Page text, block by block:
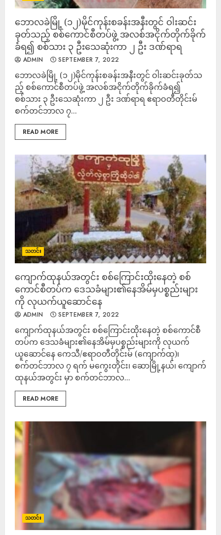
ဘောလခဲမြို့ (၁၂)မိုင်ကုန်းစခန်းအနီးတွင် ဝါးဆင်း
ခုတ်သည့် စစ်ကောင်စီတပ်ဖွဲ့ အလစ်အငိုက်တိုက်ခိုက်
ခံရ၍ စစ်သား ၃ ဦးသေဆုံးကာ ၂ ဦး ဒဏ်ရာရ
ADMIN SEPTEMBER 7, 2022
ဘောလခဲမြို့ (၁၂)မိုင်ကုန်းစခန်းအနီးတွင် ဝါးဆင်းခုတ်သ
ည့် စစ်ကောင်စီတပ်ဖွဲ့ အလစ်အငိုက်တိုက်ခိုက်ခံရ၍
စစ်သား ၃ ဦးသေဆုံးကာ ၂ ဦး ဒဏ်ရာရ ဧရာဝတီတိုင်းမ်
စက်တင်ဘာလ ၇...
READ MORE
သတင်း
ကျောက်ထုနယ်အတွင်း စစ်ကြောင်းထိုးနေတဲ့ စစ်
ကောင်စီတပ်က ဒေသခံများ၏နေအိမ်မှပစ္စည်းများ
ကို လုယက်ယူဆောင်နေ
ADMIN SEPTEMBER 7, 2022
ကျောက်ထုနယ်အတွင်း စစ်ကြောင်းထိုးနေတဲ့ စစ်ကောင်စီ
တပ်က ဒေသခံများ၏နေအိမ်မှပစ္စည်းများကို လုယက်
ယူဆောင်နေ ကေသီ/ဧရာဝတီတိုင်းမ် (ကျောက်ထု)၊
စက်တင်ဘာလ ၇ ရက် မကွေးတိုင်း၊ ဆောမြို့နယ်၊ ကျောက်
ထုနယ်အတွင်း မှာ စက်တင်ဘာလ...
READ MORE
သတင်း